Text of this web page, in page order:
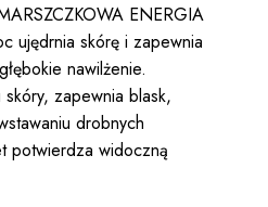
ENERGIA
ujędrnia skórę i zapewnia
nawilżenie.
zapewnia blask,
drobnych
potwierdza widoczną